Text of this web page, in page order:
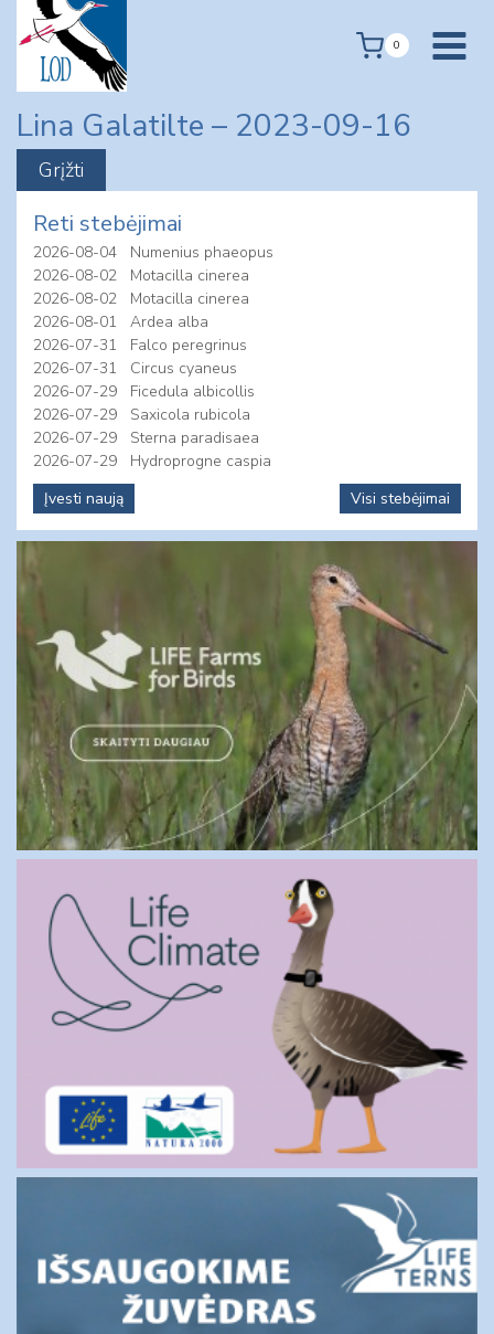
content
0
Lina Galatilte – 2023-09-16
Reti stebėjimai
2026-08-04
Numenius phaeopus
2026-08-02
Motacilla cinerea
2026-08-02
Motacilla cinerea
2026-08-01
Ardea alba
2026-07-31
Falco peregrinus
2026-07-31
Circus cyaneus
2026-07-29
Ficedula albicollis
2026-07-29
Saxicola rubicola
2026-07-29
Sterna paradisaea
2026-07-29
Hydroprogne caspia
Įvesti naują
Visi stebėjimai